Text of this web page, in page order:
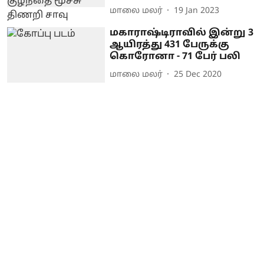
மாலை மலர் 19 Jan 2023
மகாராஷ்டிராவில் இன்று 3
ஆயிரத்து 431 பேருக்கு
கொரோனா - 71 பேர் பலி
மாலை மலர் 25 Dec 2020